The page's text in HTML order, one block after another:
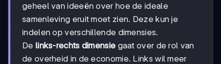
geheel van ideeën over hoe de ideale
samenleving eruit moet zien. Deze kun je
indelen op verschillende dimensies.
De links-rechts dimensie gaat over de rol van
de overheid in de economie. Links wil meer